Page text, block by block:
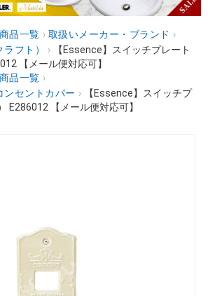
商品一覧 › 取扱いメーカー・ブランド ›
フト）
›
【Essence】スイッチプレート
【メール便対応可】
商品一覧 ›
ンセントカバー ›
【Essence】スイッチプ
E286012 【メール便対応可】